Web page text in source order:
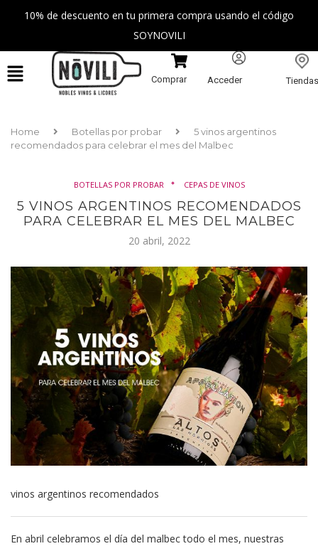
10% de descuento en tu primera compra usando el código
SOYNOVILI
Comprar Acceder Tiendas
Home Botellas por probar
5 vinos argentinos
recomendados para celebrar el mes del Malbec
BOTELLAS POR PROBAR CEPAS DE VINOS
5 VINOS ARGENTINOS RECOMENDADOS
PARA CELEBRAR EL MES DEL MALBEC
20 abril, 2022
vinos argentinos recomendados
En abril celebramos el día del malbec todo el mes, nuestras